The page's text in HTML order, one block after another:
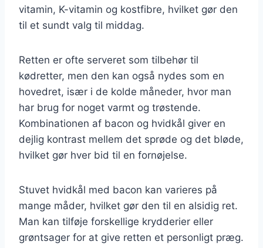
vitamin, K-vitamin og kostfibre, hvilket gør den
til et sundt valg til middag.
Retten er ofte serveret som tilbehør til
kødretter, men den kan også nydes som en
hovedret, især i de kolde måneder, hvor man
har brug for noget varmt og trøstende.
Kombinationen af bacon og hvidkål giver en
dejlig kontrast mellem det sprøde og det bløde,
hvilket gør hver bid til en fornøjelse.
Stuvet hvidkål med bacon kan varieres på
mange måder, hvilket gør den til en alsidig ret.
Man kan tilføje forskellige krydderier eller
grøntsager for at give retten et personligt præg.